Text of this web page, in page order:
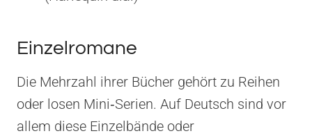
Einzelromane
Die Mehrzahl ihrer Bücher gehört zu Reihen
oder losen Mini‑Serien. Auf Deutsch sind vor
allem diese Einzelbände oder